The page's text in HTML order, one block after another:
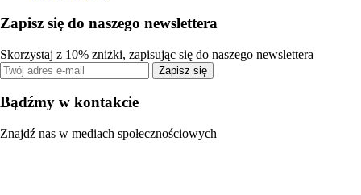
Zapisz się do naszego newslettera
Skorzystaj z 10% zniżki, zapisując się do naszego newslettera
Zapisz się
Bądźmy w kontakcie
Znajdź nas w mediach społecznościowych